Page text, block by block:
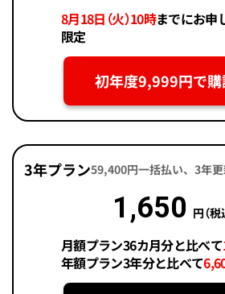
8月18日（火）10時までにお申
限定
初年度9,999円で購
3年プラン59,400円一括払い、3年
1,650 円（税
月額プラン36カ月分と比べて
年額プラン3年分と比べて